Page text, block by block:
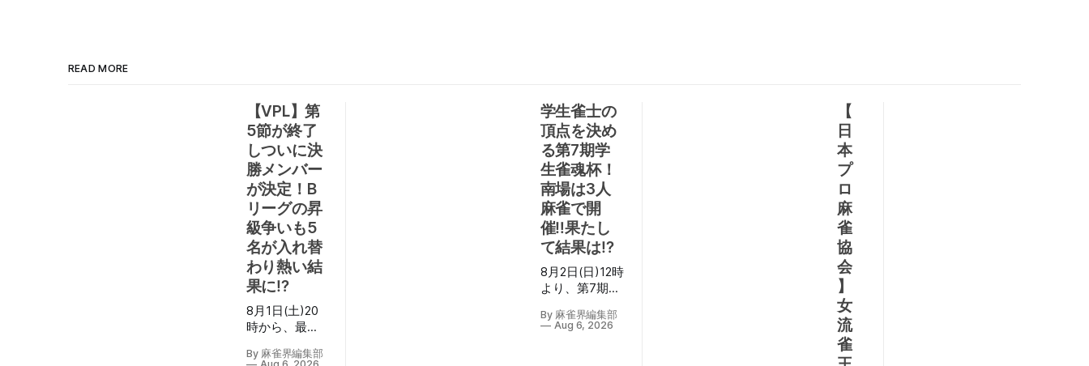
READ MORE
【VPL】第
5節が終了
しついに決
勝メンバー
が決定！B
リーグの昇
級争いも5
名が入れ替
わり熱い結
果に⁉
8月1日(土)20
時から、最終
V-pro league
By 麻雀界編集部
学生雀士の
頂点を決め
る第7期学
生雀魂杯！
南場は3人
麻雀で開
催‼果たし
て結果は⁉
8月2日(日)12時
より、第7期学
の決勝が行わ
By 麻雀界編集部
Aug 6, 2026
【
日
本
プ
ロ
麻
雀
協
会
】
女
流
雀